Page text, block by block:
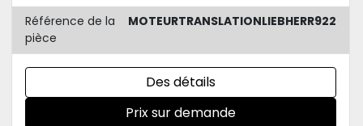
Référence de la
pièce
MOTEURTRANSLATIONLIEBHERR922
Des détails
Prix sur demande